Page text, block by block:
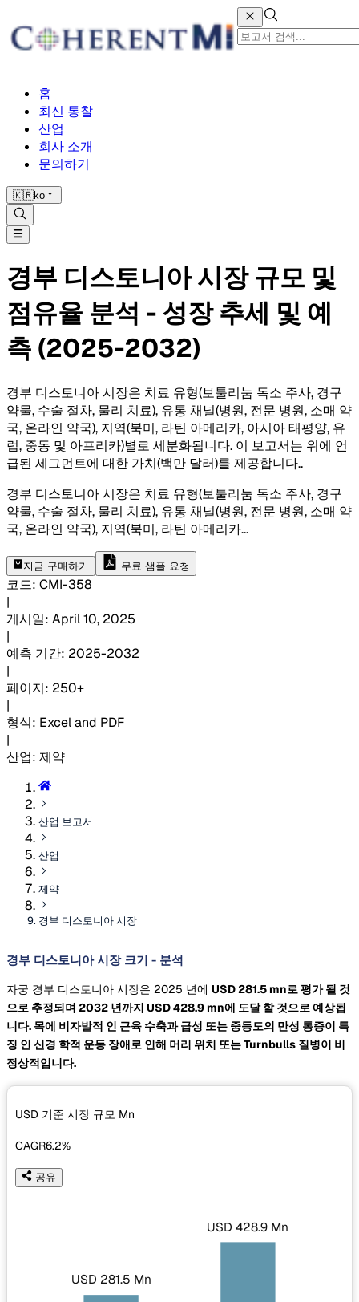
홈
최신 통찰
산업
회사 소개
문의하기
🇰🇷ko
경부 디스토니아 시장 규모 및
점유율 분석 - 성장 추세 및 예
측 (2025-2032)
경부 디스토니아 시장은 치료 유형(보툴리눔 독소 주사, 경구
약물, 수술 절차, 물리 치료), 유통 채널(병원, 전문 병원, 소매 약
국, 온라인 약국), 지역(북미, 라틴 아메리카, 아시아 태평양, 유
럽, 중동 및 아프리카)별로 세분화됩니다. 이 보고서는 위에 언
급된 세그먼트에 대한 가치(백만 달러)를 제공합니다..
경부 디스토니아 시장은 치료 유형(보툴리눔 독소 주사, 경구
약물, 수술 절차, 물리 치료), 유통 채널(병원, 전문 병원, 소매 약
국, 온라인 약국), 지역(북미, 라틴 아메리카...
지금 구매하기 무료 샘플 요청
코드: CMI-358
|
게시일: April 10, 2025
|
예측 기간: 2025-2032
|
페이지: 250+
|
형식: Excel and PDF
|
산업: 제약
산업 보고서
산업
제약
경부 디스토니아 시장
경부 디스토니아 시장 크기 - 분석
자궁 경부 디스토니아 시장은 2025 년에 USD 281.5 mn로 평가 될 것
으로 추정되며 2032 년까지 USD 428.9 mn에 도달 할 것으로 예상됩
니다. 목에 비자발적 인 근육 수축과 급성 또는 중등도의 만성 통증이 특
징 인 신경 학적 운동 장애로 인해 머리 위치 또는 Turnbulls 질병이 비
정상적입니다.
USD 기준 시장 규모 Mn
CAGR6.2%
공유
USD 281.5 Mn
USD 428.9 Mn